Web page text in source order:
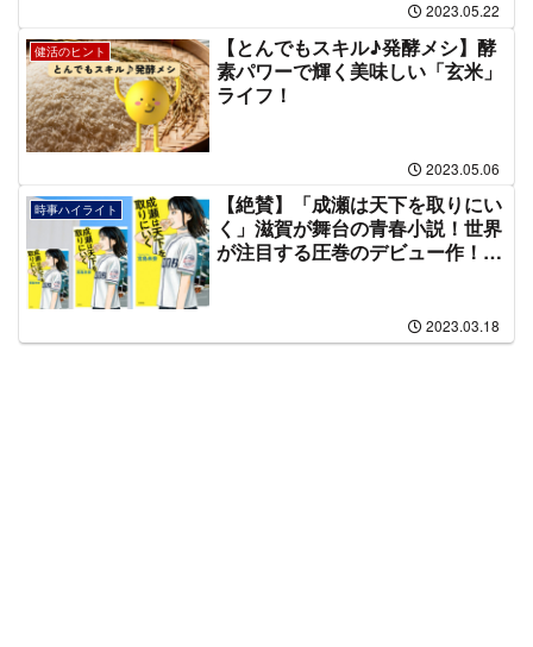
2023.05.22
健活のヒント
【とんでもスキル♪発酵メシ】酵
素パワーで輝く美味しい「玄米」
ライフ！
2023.05.06
時事ハイライト
【絶賛】「成瀬は天下を取りにい
く」滋賀が舞台の青春小説！世界
が注目する圧巻のデビュー作！
2023.03.18